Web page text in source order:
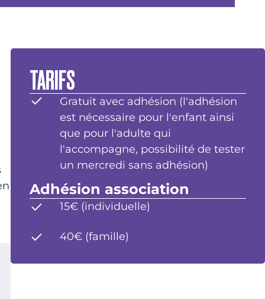
TARIFS
Gratuit avec adhésion (l'adhésion
est nécessaire pour l'enfant ainsi
que pour l'adulte qui
l'accompagne, possibilité de tester
un mercredi sans adhésion)
Adhésion association
15€ (individuelle)
40€ (famille)